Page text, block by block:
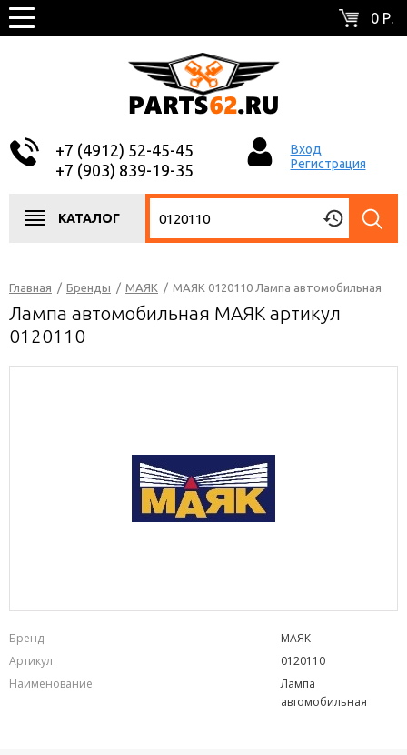
0 Р.
+7 (4912) 52-45-45
+7 (903) 839-19-35
Вход
Регистрация
КАТАЛОГ
Главная / Бренды / МАЯК / МАЯК 0120110 Лампа автомобильная
Лампа автомобильная МАЯК артикул
0120110
Бренд
МАЯК
Артикул
0120110
Наименование
Лампа
автомобильная